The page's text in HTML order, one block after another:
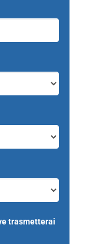
trasmetterai